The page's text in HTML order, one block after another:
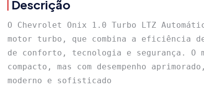
Descrição
O Chevrolet Onix 1.0 Turbo LTZ
motor turbo, que combina a eficiência
de conforto, tecnologia e segurança. O
compacto, mas com desempenho
moderno e sofisticado